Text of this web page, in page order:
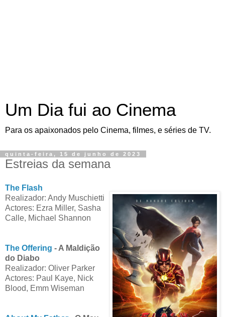
Um Dia fui ao Cinema
Para os apaixonados pelo Cinema, filmes, e séries de TV.
quinta-feira, 15 de junho de 2023
Estreias da semana
The Flash
Realizador: Andy Muschietti
Actores: Ezra Miller, Sasha
Calle, Michael Shannon
The Offering - A Maldição
do Diabo
Realizador: Oliver Parker
Actores: Paul Kaye, Nick
Blood, Emm Wiseman